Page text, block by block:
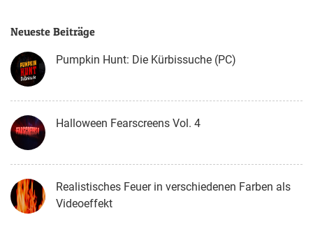
Neueste Beiträge
Pumpkin Hunt: Die Kürbissuche (PC)
Halloween Fearscreens Vol. 4
Realistisches Feuer in verschiedenen Farben als
Videoeffekt